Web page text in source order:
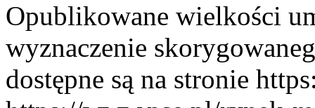
Opublikowane wielkości
wyznaczenie
dostępne są na stronie